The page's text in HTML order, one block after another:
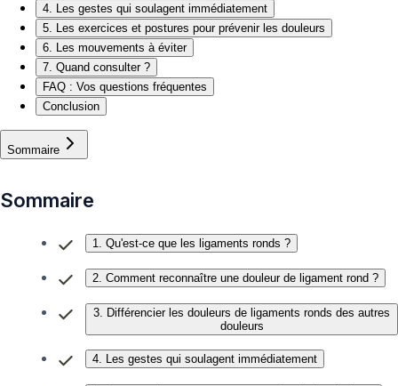
4. Les gestes qui soulagent immédiatement
5. Les exercices et postures pour prévenir les douleurs
6. Les mouvements à éviter
7. Quand consulter ?
FAQ : Vos questions fréquentes
Conclusion
Sommaire
Sommaire
1. Qu'est-ce que les ligaments ronds ?
2. Comment reconnaître une douleur de ligament rond ?
3. Différencier les douleurs de ligaments ronds des autres
douleurs
4. Les gestes qui soulagent immédiatement